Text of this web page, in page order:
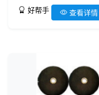
好帮手 查看详情